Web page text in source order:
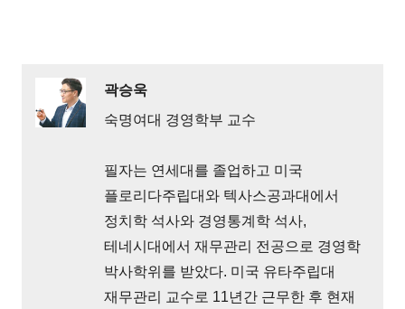
곽승욱
숙명여대 경영학부 교수
필자는 연세대를 졸업하고 미국
플로리다주립대와 텍사스공과대에서
정치학 석사와 경영통계학 석사,
테네시대에서 재무관리 전공으로 경영학
박사학위를 받았다. 미국 유타주립대
재무관리 교수로 11년간 근무한 후 현재